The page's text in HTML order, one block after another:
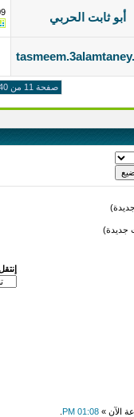
أبو ثابت الحربي
صفحة 11 من 40
جديدة)
الآن » 01:08 PM